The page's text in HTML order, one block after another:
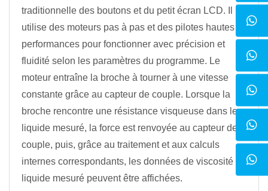
traditionnelle des boutons et du petit écran LCD. Il
utilise des moteurs pas à pas et des pilotes hautes
performances pour fonctionner avec précision et
fluidité selon les paramètres du programme. Le
moteur entraîne la broche à tourner à une vitesse
constante grâce au capteur de couple. Lorsque la
broche rencontre une résistance visqueuse dans le
liquide mesuré, la force est renvoyée au capteur de
couple, puis, grâce au traitement et aux calculs
internes correspondants, les données de viscosité du
liquide mesuré peuvent être affichées.